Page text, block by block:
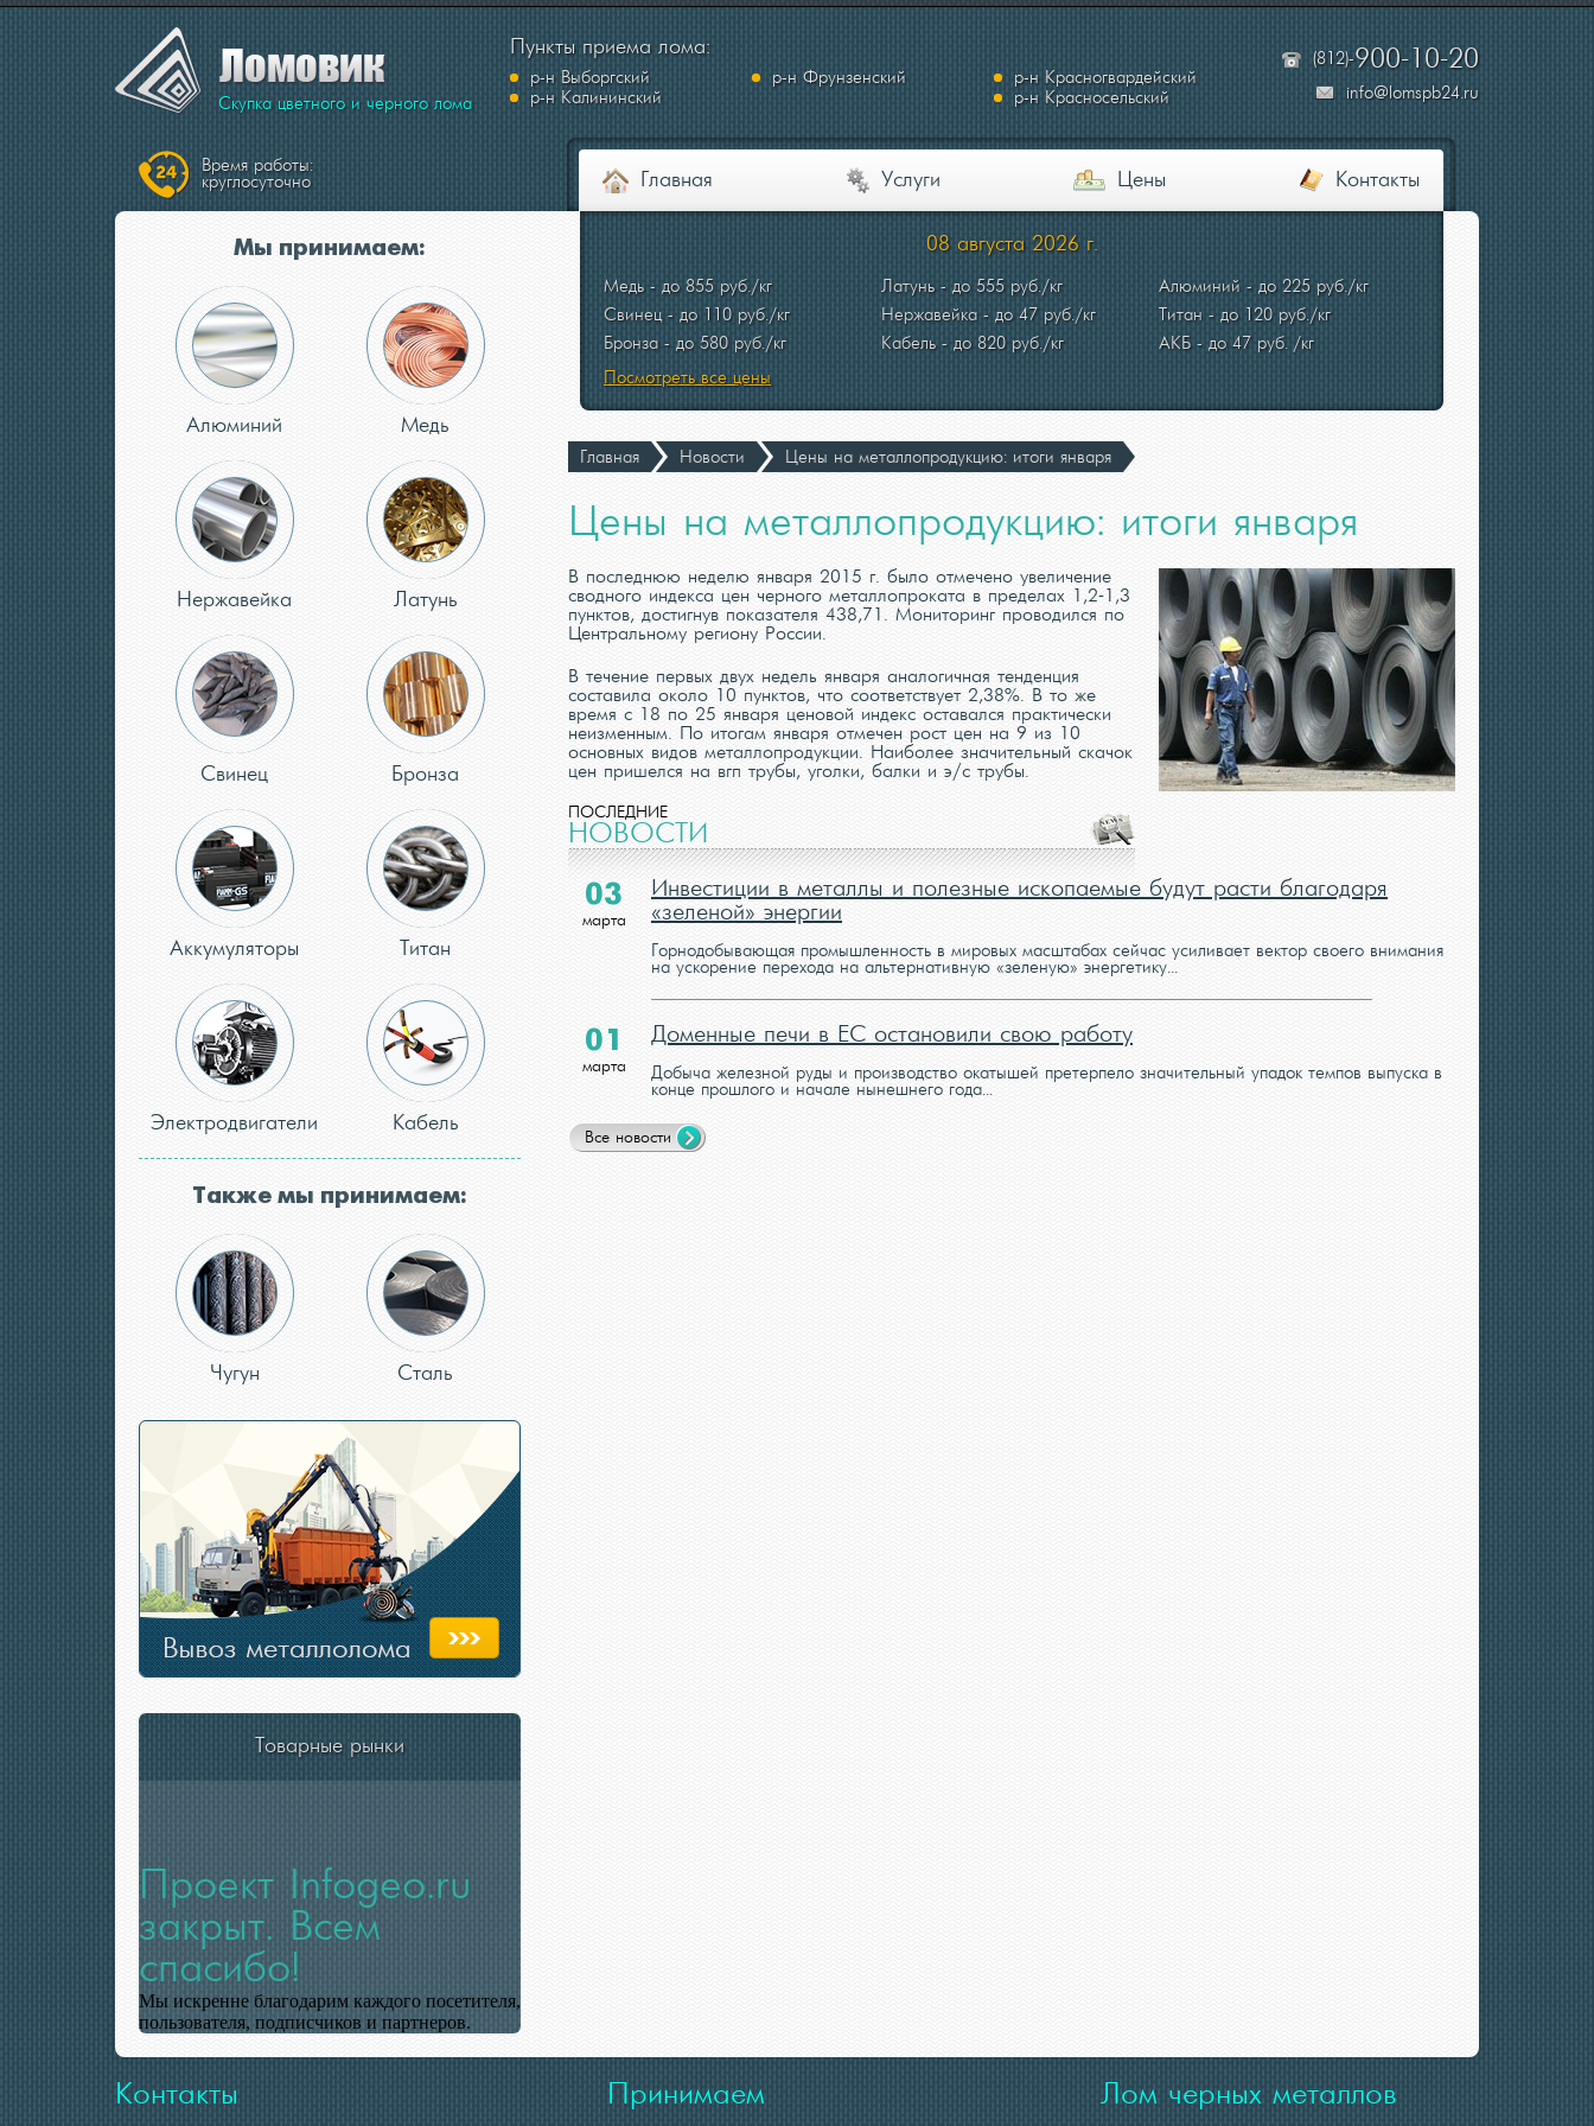
Скупка цветного и черного лома
Пункты приема лома:
р-н Выборгский р-н Фрунзенский
р-н Красногвардейский
р-н Калининский
р-н Красносельский
(812)-900-10-20
info@lomspb24.ru
Время работы:
круглосуточно
Главная Услуги Цены Контакты
Мы принимаем:
Алюминий Медь
Нержавейка Латунь
Свинец Бронза
Аккумуляторы Титан
Электродвигатели Кабель
Также мы принимаем:
Чугун Сталь
Товарные рынки
Проект Infogeo.ru
закрыт. Всем
спасибо!
Мы искренне благодарим каждого посетителя,
пользователя, подписчиков и партнеров.
08 августа 2026 г.
Медь - до 855 руб./кг Латунь - до 555 руб./кг
Алюминий - до 225 руб./кг
Свинец - до 110 руб./кг
Нержавейка - до 47 руб./кг
Титан - до 120 руб./кг
Бронза - до 580 руб./кг
Кабель - до 820 руб./кг АКБ - до 47 руб. /кг
Посмотреть все цены
Главная Новости Цены на металлопродукцию: итоги января
Цены на металлопродукцию: итоги января
В последнюю неделю января 2015 г. было отмечено увеличение
сводного индекса цен черного металлопроката в пределах 1,2-1,3
пунктов, достигнув показателя 438,71. Мониторинг проводился по
Центральному региону России.
В течение первых двух недель января аналогичная тенденция
составила около 10 пунктов, что соответствует 2,38%. В то же
время с 18 по 25 января ценовой индекс оставался практически
неизменным. По итогам января отмечен рост цен на 9 из 10
основных видов металлопродукции. Наиболее значительный скачок
цен пришелся на вгп трубы, уголки, балки и э/с трубы.
ПОСЛЕДНИЕ
НОВОСТИ
03
марта
Инвестиции в металлы и полезные ископаемые будут расти благодаря
«зеленой» энергии
Горнодобывающая промышленность в мировых масштабах сейчас усиливает вектор своего внимания
на ускорение перехода на альтернативную «зеленую» энергетику...
01
марта
Доменные печи в ЕС остановили свою работу
Добыча железной руды и производство окатышей претерпело значительный упадок темпов выпуска в
конце прошлого и начале нынешнего года...
Все новости
Контакты Принимаем Лом черных металлов